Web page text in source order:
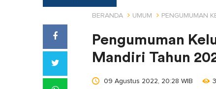
BERANDA UMUM PENGUMUMAN
Pengumuman
Mandiri Tahun
09 Agustus 2022, 20:28 WIB